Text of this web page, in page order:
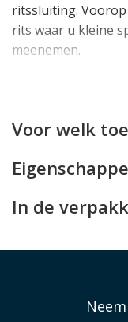
ritssluiting. Voorop
rits waar u kleine
meenemen.
Voor welk
In de